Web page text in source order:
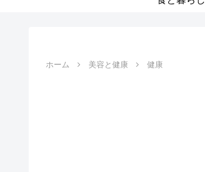
ホーム 美容と健康 健康